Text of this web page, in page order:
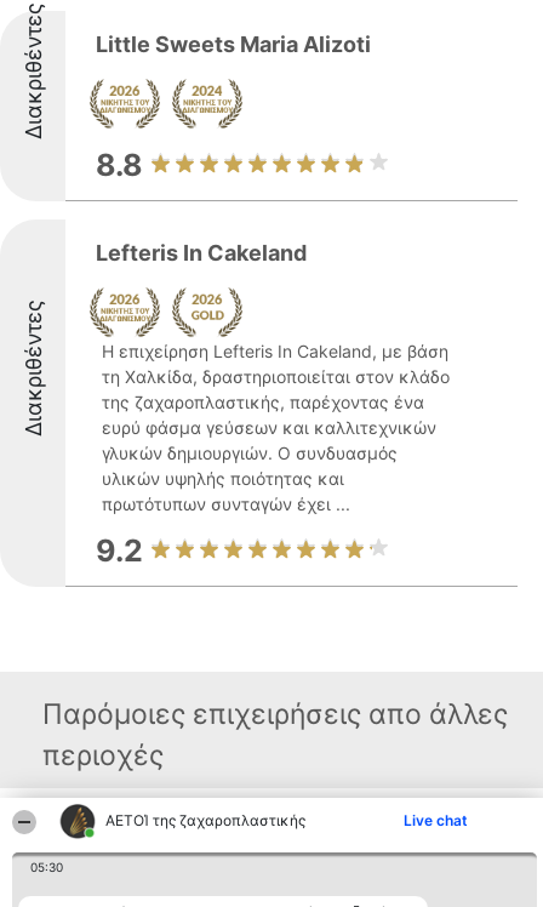
ΑΕΤΟΊ της ζαχαροπλαστικής Live chat
05:30
Διακριθέντες Little Sweets Maria Alizoti
8.8
Διακριθέντες
Lefteris In Cakeland
Η επιχείρηση Lefteris In Cakeland, με βάση
τη Χαλκίδα, δραστηριοποιείται στον κλάδο
της ζαχαροπλαστικής, παρέχοντας ένα
ευρύ φάσμα γεύσεων και καλλιτεχνικών
γλυκών δημιουργιών. Ο συνδυασμός
υλικών υψηλής ποιότητας και
πρωτότυπων συνταγών έχει ...
9.2
Παρόμοιες επιχειρήσεις απο άλλες
περιοχές
Διοργανωτής της
κατάταξης
BEAUTIFUL COMPANY
Διακριθέντες
Επικοινωνία